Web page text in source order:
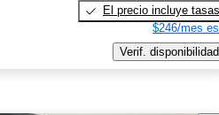
El precio incluye tasas
$246/mes
Verif. disponibilidad